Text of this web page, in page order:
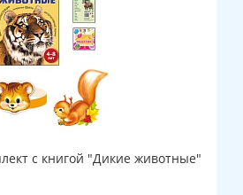
с книгой "Дикие животные"